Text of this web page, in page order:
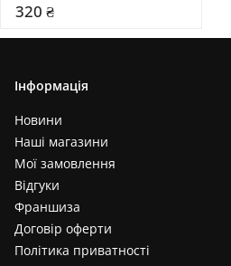
320 ₴
Інформація
Новини
Наші магазини
Мої замовлення
Відгуки
Франшиза
Договір оферти
Політика приватності